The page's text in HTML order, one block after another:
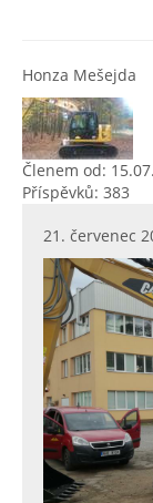
Honza Mešejda
Členem od:
Příspěvků: 383
21. červenec